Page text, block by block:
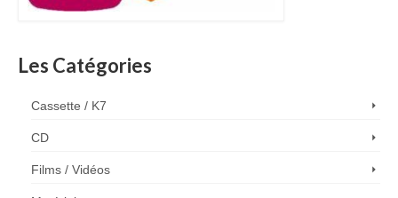
Les Catégories
Cassette / K7
CD
Films / Vidéos